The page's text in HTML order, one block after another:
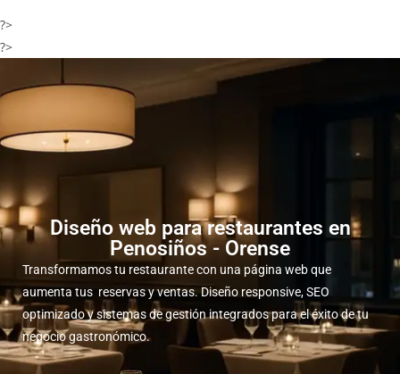
?>
?>
Diseño web para restaurantes en
Penosiños - Orense
Transformamos tu restaurante con una página web que
aumenta tus reservas y ventas. Diseño responsive, SEO
optimizado y sistemas de gestión integrados para el éxito de tu
negocio gastronómico.